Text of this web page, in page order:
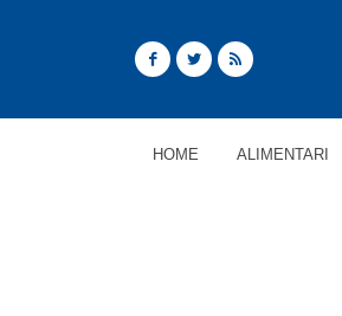
HOME ALIMENTARI